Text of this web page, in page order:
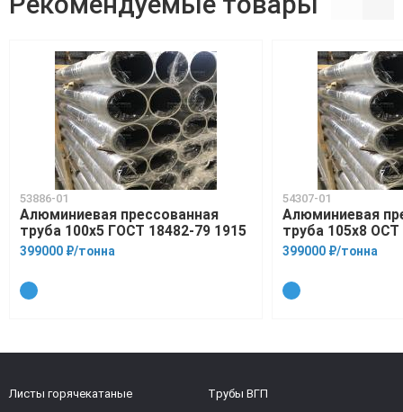
53886-01
Алюминиевая прессованная
труба 100х5 ГОСТ 18482-79 1915
399000 ₽/тонна
54307-01
Алюминиевая
труба 105х8
399000 ₽/тонна
Листы горячекатаные
Трубы ВГП